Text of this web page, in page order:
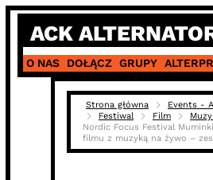
Skip
content
ACK
O NAS DOŁĄCZ GRUPY
Strona główna
Events -
Festiwal
Film
Nordic Focus Festival
filmu z muzyką na żywo –